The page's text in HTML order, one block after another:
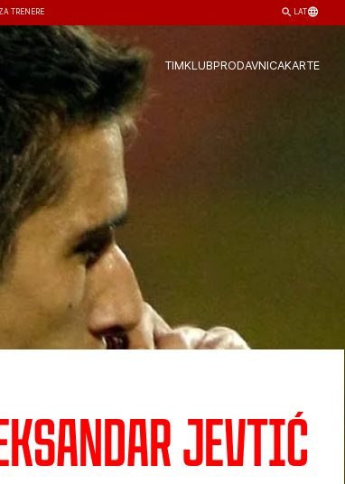
TRENERE LAT
TIMKLUBPRODAVNICAKARTE
Jevtić